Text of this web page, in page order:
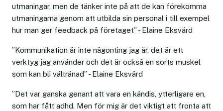
utmaningar, men de tänker inte på att de kan förekomma
utmaningarna genom att utbilda sin personal i till exempel
hur man ger feedback på företaget” - Elaine Eksvärd
”Kommunikation är inte någonting jag är, det är ett
verktyg jag använder och det är också en sorts muskel
som kan bli vältränad” - Elaine Eksvärd
”Det var ganska genant att vara en kändis, ytterligare en,
som har fått adhd. Men för mig är det viktigt att fronta att